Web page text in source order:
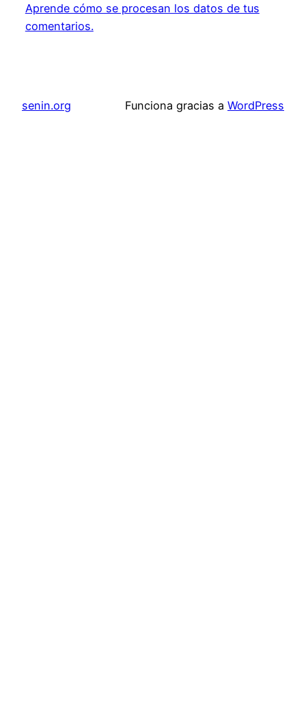
Aprende cómo se procesan los datos de tus
comentarios.
senin.org Funciona gracias a WordPress